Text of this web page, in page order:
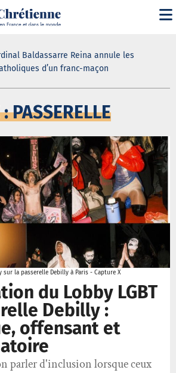
Baldassarre Reina annule les
d’un franc-maçon
PASSERELLE
sur la passerelle Debilly à Paris - Capture X
du Lobby LGBT
Debilly :
offensant et
parler d'inclusion lorsque ceux